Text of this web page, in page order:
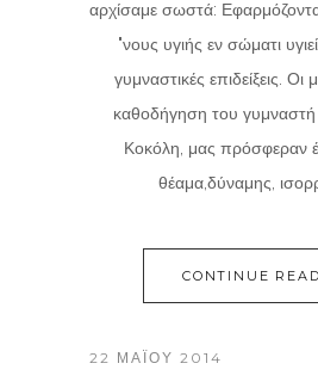
αρχίσαμε σωστά:
"νους υγιής εν σώματι
γυμναστικές επιδείξεις. Οι
καθοδήγηση του γυμναστή
Κοκόλη, μας πρόσφεραν
θέαμα,δύναμης,
CONTINUE
22 ΜΑΪ́ΟΥ 2014